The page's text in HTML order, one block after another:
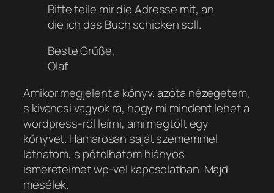
Bitte teile mir die Adresse mit, an
die ich das Buch schicken soll.
Beste Grüße,
Olaf
Amikor megjelent a könyv, azóta nézegetem,
s kiváncsi vagyok rá, hogy mi mindent lehet a
wordpress-ről leírni, ami megtölt egy
könyvet. Hamarosan saját szememmel
láthatom, s pótolhatom hiányos
ismereteimet wp-vel kapcsolatban. Majd
mesélek.